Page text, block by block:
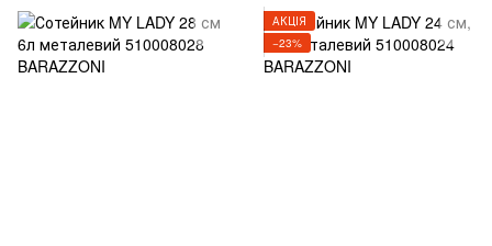
АКЦІЯ
−23%